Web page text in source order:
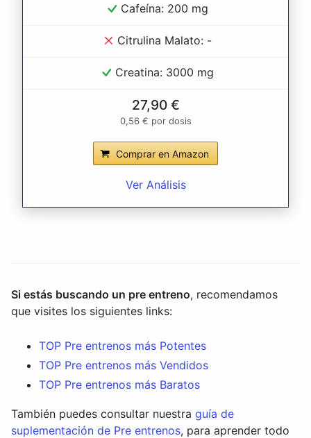
Cafeína: 200 mg
Citrulina Malato: -
Creatina: 3000 mg
27,90 €
0,56 € por dosis
Comprar en Amazon
Ver Análisis
Si estás buscando un pre entreno, recomendamos
que visites los siguientes links:
TOP Pre entrenos más Potentes
TOP Pre entrenos más Vendidos
TOP Pre entrenos más Baratos
También puedes consultar nuestra guía de
suplementación de Pre entrenos, para aprender todo